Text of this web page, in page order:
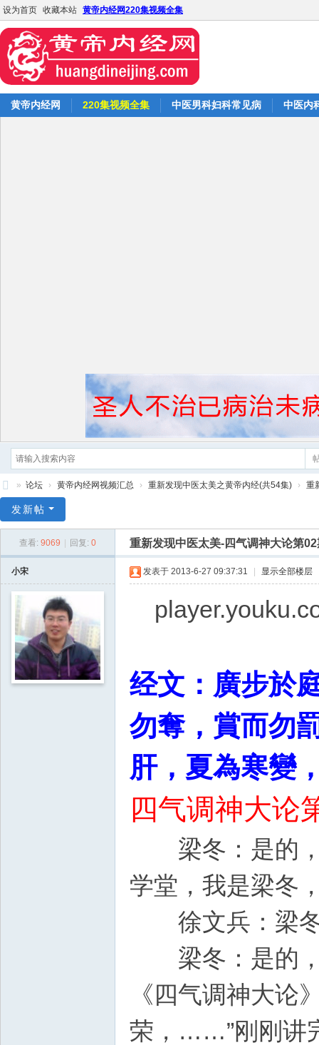
设为首页 收藏本站 黄帝内经网220集视频全集
黄帝内经网 220集视频全集 中医男科妇科常见病 中医内
帝
» 论坛 › 黄帝内经网视频汇总 › 重新发现中医太美之黄帝内经(共54集) › 重
发新帖
查看: 9069 回复: 0 重新发现中医太美-四气调神大论第
小宋 发表于 2013-6-27 09:37:31 显示全部楼层
经文：廣步於
勿奪，賞而勿
肝，夏為寒變
四气调神大论
梁冬：是的，
学堂，我是梁冬
徐文兵：梁冬
梁冬：是的，
《四气调神大论
荣，……”刚刚讲